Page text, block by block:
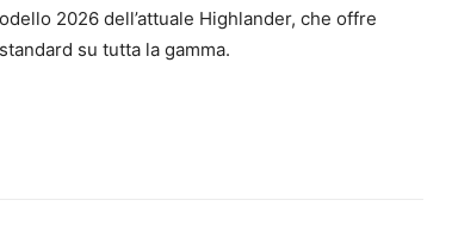
2026 dell’attuale Highlander, che offre
su tutta la gamma.